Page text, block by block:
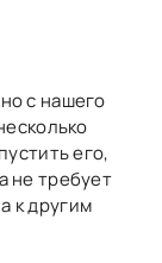
с нашего
его,
не требует
к другим